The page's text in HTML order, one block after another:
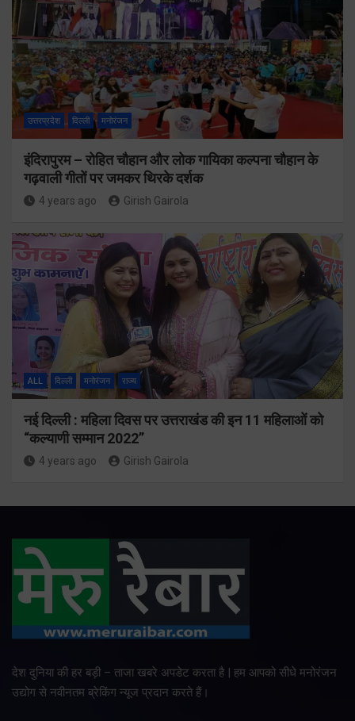
उत्तरप्रदेश दिल्ली मनोरंजन
इंदिरापुरम – रोहित चौहान और लोक गायिका कल्पना चौहान के
गढ़वाली गीतों पर जमकर थिरके दर्शक
4 years ago Girish Gairola
ALL दिल्ली मनोरंजन राज्य
नई दिल्ली : महिला दिवस पर उत्तराखंड की इन 11 महिलाओं को
“कल्याणी सम्मान 2022”
4 years ago Girish Gairola
देश दुनिया की हर बड़ी – ताजा खबरे अपडेट करता है | हम आपको सीधे मनोरंजन
उद्योग से नवीनतम ब्रेकिंग न्यूज प्रदान करते हैं।